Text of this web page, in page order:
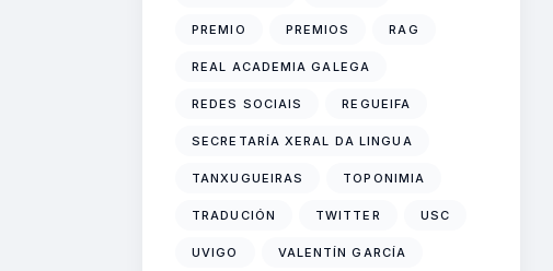
PREMIO PREMIOS RAG
REAL ACADEMIA GALEGA
REDES SOCIAIS REGUEIFA
SECRETARÍA XERAL DA LINGUA
TANXUGUEIRAS TOPONIMIA
TRADUCIÓN TWITTER USC
UVIGO VALENTÍN GARCÍA